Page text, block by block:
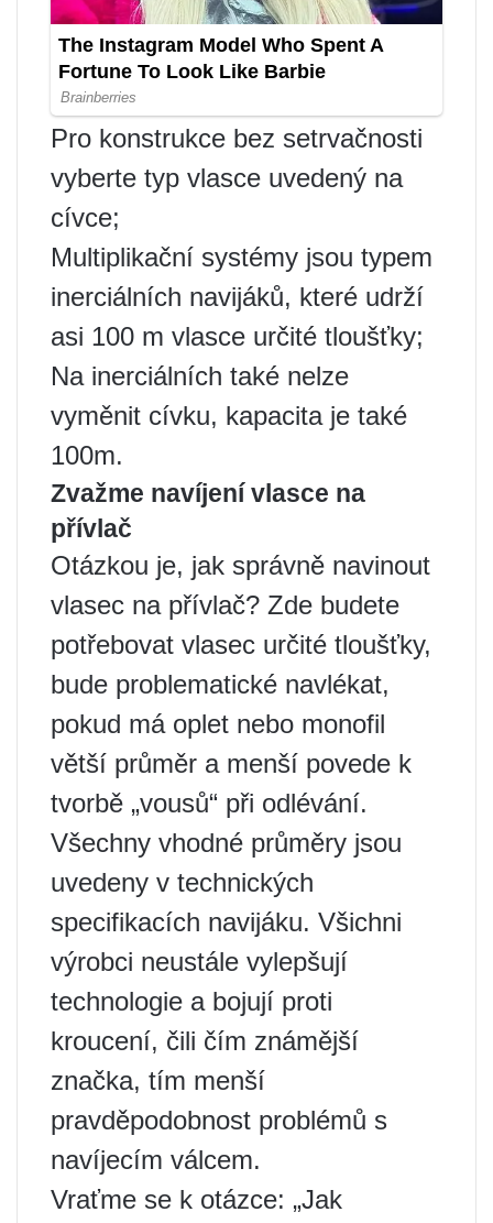
Pro konstrukce bez setrvačnosti
vyberte typ vlasce uvedený na
cívce;
Multiplikační systémy jsou typem
inerciálních navijáků, které udrží
asi 100 m vlasce určité tloušťky;
Na inerciálních také nelze
vyměnit cívku, kapacita je také
100m.
Zvažme navíjení vlasce na
přívlač
Otázkou je, jak správně navinout
vlasec na přívlač? Zde budete
potřebovat vlasec určité tloušťky,
bude problematické navlékat,
pokud má oplet nebo monofil
větší průměr a menší povede k
tvorbě „vousů“ při odlévání.
Všechny vhodné průměry jsou
uvedeny v technických
specifikacích navijáku. Všichni
výrobci neustále vylepšují
technologie a bojují proti
kroucení, čili čím známější
značka, tím menší
pravděpodobnost problémů s
navíjecím válcem.
Vraťme se k otázce: „Jak